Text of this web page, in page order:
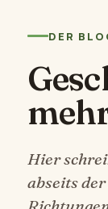
DER
Hier
abseits